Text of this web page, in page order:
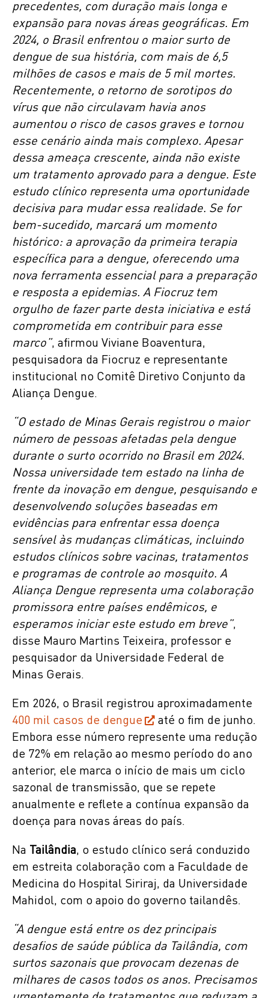
precedentes, com duração mais longa e
expansão para novas áreas geográficas. Em
2024, o Brasil enfrentou o maior surto de
dengue de sua história, com mais de 6,5
milhões de casos e mais de 5 mil mortes.
Recentemente, o retorno de sorotipos do
vírus que não circulavam havia anos
aumentou o risco de casos graves e tornou
esse cenário ainda mais complexo. Apesar
dessa ameaça crescente, ainda não existe
um tratamento aprovado para a dengue. Este
estudo clínico representa uma oportunidade
decisiva para mudar essa realidade. Se for
bem-sucedido, marcará um momento
histórico: a aprovação da primeira terapia
específica para a dengue, oferecendo uma
nova ferramenta essencial para a preparação
e resposta a epidemias. A Fiocruz tem
orgulho de fazer parte desta iniciativa e está
comprometida em contribuir para esse
marco”, afirmou Viviane Boaventura,
pesquisadora da Fiocruz e representante
institucional no Comitê Diretivo Conjunto da
Aliança Dengue.
“O estado de Minas Gerais registrou o maior
número de pessoas afetadas pela dengue
durante o surto ocorrido no Brasil em 2024.
Nossa universidade tem estado na linha de
frente da inovação em dengue, pesquisando e
desenvolvendo soluções baseadas em
evidências para enfrentar essa doença
sensível às mudanças climáticas, incluindo
estudos clínicos sobre vacinas, tratamentos
e programas de controle ao mosquito. A
Aliança Dengue representa uma colaboração
promissora entre países endêmicos, e
esperamos iniciar este estudo em breve”,
disse Mauro Martins Teixeira, professor e
pesquisador da Universidade Federal de
Minas Gerais.
Em 2026, o Brasil registrou aproximadamente
400 mil casos de dengue
até o fim de junho.
Embora esse número represente uma redução
de 72% em relação ao mesmo período do ano
anterior, ele marca o início de mais um ciclo
sazonal de transmissão, que se repete
anualmente e reflete a contínua expansão da
doença para novas áreas do país.
Na Tailândia, o estudo clínico será conduzido
em estreita colaboração com a Faculdade de
Medicina do Hospital Siriraj, da Universidade
Mahidol, com o apoio do governo tailandês.
“A dengue está entre os dez principais
desafios de saúde pública da Tailândia, com
surtos sazonais que provocam dezenas de
milhares de casos todos os anos. Precisamos